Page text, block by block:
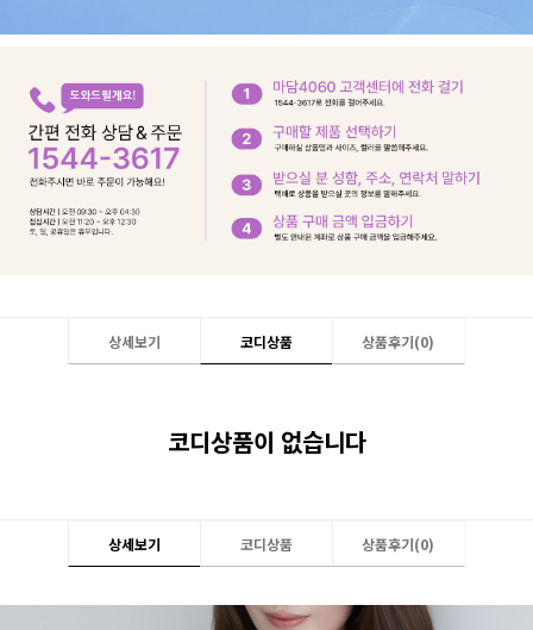
상세보기 코디상품 상품후기(0)
코디상품이 없습니다
상세보기 코디상품 상품후기(0)